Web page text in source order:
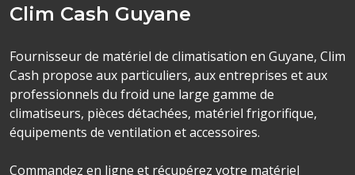
Clim Cash Guyane
Fournisseur de matériel de climatisation en Guyane, Clim
Cash propose aux particuliers, aux entreprises et aux
professionnels du froid une large gamme de
climatiseurs, pièces détachées, matériel frigorifique,
équipements de ventilation et accessoires.
Commandez en ligne et récupérez votre matériel